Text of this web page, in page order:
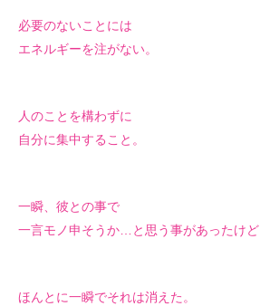
必要のないことには
エネルギーを注がない。
人のことを構わずに
自分に集中すること。
一瞬、彼との事で
一言モノ申そうか…と思う事があったけど
ほんとに一瞬でそれは消えた。